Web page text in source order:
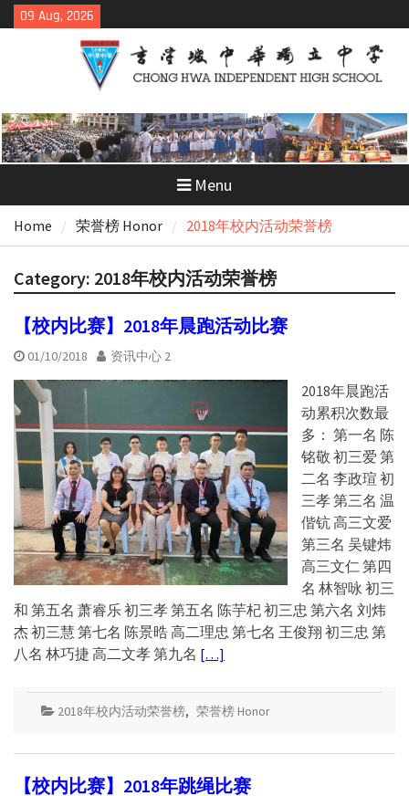
Skip
to
09 Aug, 2026
Menu
Home 荣誉榜 Honor 2018年校内活动荣誉榜
Category: 2018年校内活动荣誉榜
【校内比赛】2018年晨跑活动比赛
01/10/2018 资讯中心 2
2018年晨跑活
动累积次数最
多： 第一名 陈
铭敬 初三爱 第
二名 李政瑄 初
三孝 第三名 温
偕钪 高三文爱
第三名 吴键炜
高三文仁 第四
名 林智咏 初三
和 第五名 萧睿乐 初三孝 第五名 陈芋杞 初三忠 第六名 刘炜
杰 初三慧 第七名 陈景晧 高二理忠 第七名 王俊翔 初三忠 第
八名 林巧捷 高二文孝 第九名 […]
2018年校内活动荣誉榜, 荣誉榜 Honor
【校内比赛】2018年跳绳比赛